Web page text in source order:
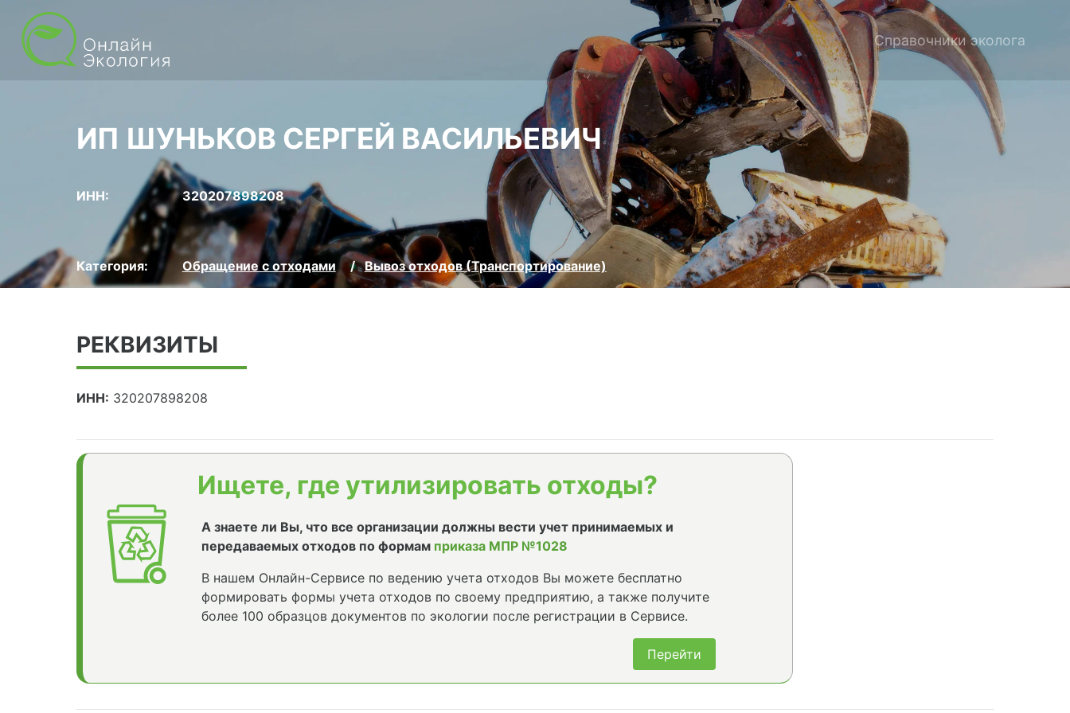
Справочники эколога
ИП ШУНЬКОВ СЕРГЕЙ ВАСИЛЬЕВИЧ
ИНН: 320207898208
Категория: Обращение с отходами Вывоз отходов (Транспортирование)
РЕКВИЗИТЫ
ИНН: 320207898208
Ищете, где утилизировать отходы?
А знаете ли Вы, что все организации должны вести учет принимаемых и
передаваемых отходов по формам приказа МПР №1028
В нашем Онлайн-Сервисе по ведению учета отходов Вы можете бесплатно
формировать формы учета отходов по своему предприятию, а также получите
более 100 образцов документов по экологии после регистрации в Сервисе.
Перейти